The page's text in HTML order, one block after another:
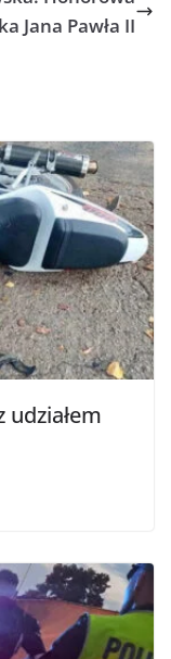
Jana Pawła II